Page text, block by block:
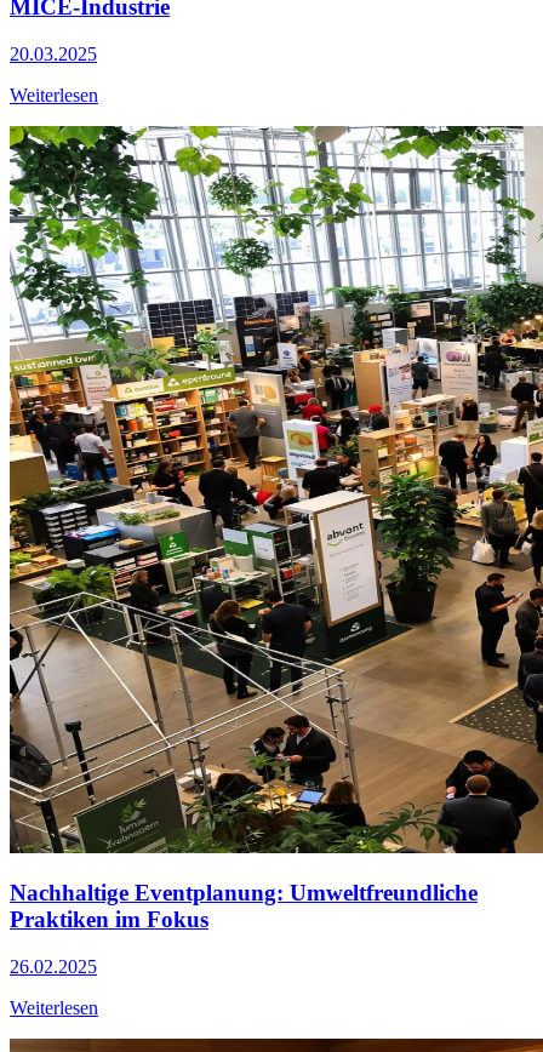
MICE-Industrie
20.03.2025
Weiterlesen
Nachhaltige Eventplanung: Umweltfreundliche
Praktiken im Fokus
26.02.2025
Weiterlesen